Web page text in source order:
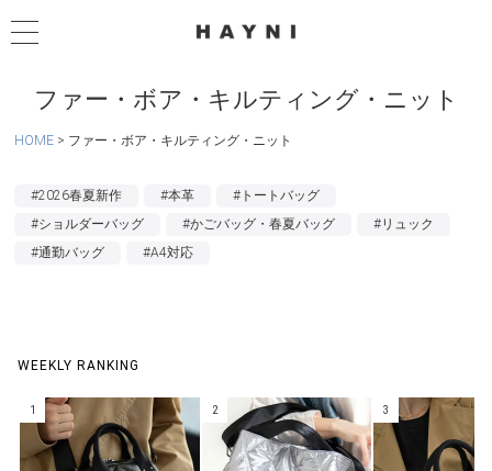
ファー・ボア・キルティング・ニット
HOME ファー・ボア・キルティング・ニット
#2026春夏新作 #本革
#トートバッグ
#ショルダーバッグ
#かごバッグ・春夏バッグ
#リュック
#通勤バッグ
#A4対応
WEEKLY RANKING
1 2 3